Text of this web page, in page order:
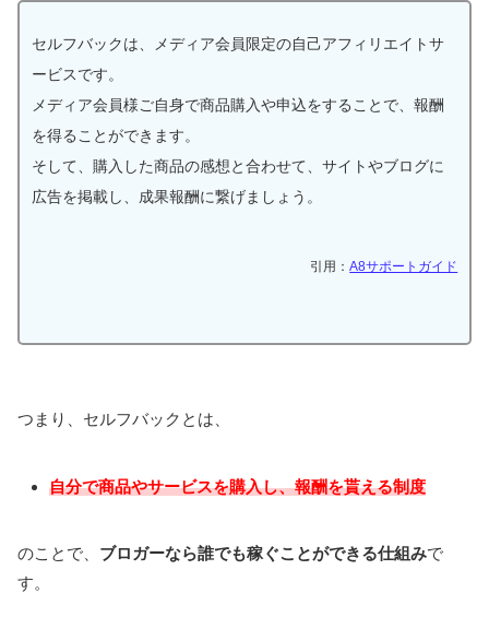
セルフバックは、メディア会員限定の自己アフィリエイトサ
ービスです。
メディア会員様ご自身で商品購入や申込をすることで、報酬
を得ることができます。
そして、購入した商品の感想と合わせて、サイトやブログに
広告を掲載し、成果報酬に繋げましょう。
引用：A8サポートガイド
つまり、セルフバックとは、
自分で商品やサービスを購入し、報酬を貰える制度
のことで、 ブロガーなら誰でも稼ぐことができる仕組みで
す。